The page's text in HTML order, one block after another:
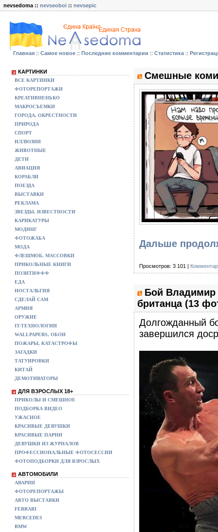
nevsedoma :: nevseoboi :: nevsepic
Главная :: Самое новое :: Последние комментарии :: Статистика ::
КАРТИНКИ
ВСЕ КАРТИНКИ
ФОТОРЕПОРТАЖИ
КРЕАТИВНЕНЬКО
МАКРОСЪЕМКИ
ГОРОДА, ОКРЕСТНОСТИ
ПРИРОДА
СПОРТ
ИЛЛЮЗИИ
ЖИВОТНЫЕ
ДЕТИ
АВИАЦИЯ
КОРАБЛИ
ПОЕЗДА
ВЫСТАВКИ
РЕКЛАМА
ЗВЕЗДЫ, ИЗВЕСТНОСТИ
КАРИКАТУРЫ
МОДИНГ
ФОТОЖАБА
МОДА
ФЛЕШМОБ, МАССОВКИ
ПРИКОЛЬНЫЕ КНИГИ
ПОЗИТИФФФ
ЕДА
НОСТАЛЬГИЯ
СДЕЛАЙ САМ
АРМИЯ
ОРУЖИЕ
IT-ТЕХНОЛОГИИ
WALLPAPERS, ОБОИ
ПОЖАРЫ, КАТАСТРОФЫ
ЗАГАДКИ
ТАТУИРОВКИ
КИТАЙ
ДЕМОТИВАТОРЫ
ДЛЯ ВЗРОСЛЫХ 18+
ПРИКОЛЫ И СМЕШНОЕ
ПОДБОРКА ВИДЕО
УЖАСНОЕ
КРАСИВЫЕ ДЕВУШКИ
КРАСИВЫЕ ПАРНИ
ДЕВУШКИ ИЗ ЖУРНАЛОВ
ПРОФЕССИОНАЛЬНЫЕ ФОТОСЕССИИ
ФОТОПОДБОРКИ ДЛЯ ВЗРОСЛЫХ
АВТОМОБИЛИ
АВАРИИ
ФОТОРЕПОРТАЖЫ
АВТО ВЫСТАВКИ
FERRARI
MERCEDES
BMW
Смешные
Дальше
Просмотров: 3 101 |
Бой Владимир
британца (13
Долгожданный
завершился